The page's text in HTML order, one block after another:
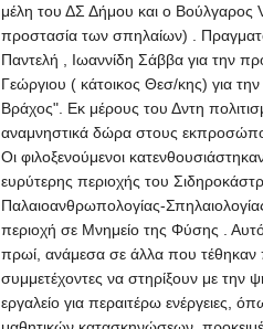
μέλη του ΔΣ Δήμου και ο
προστασία των σπηλαίων) .
Παντελή , Ιωαννίδη Σάββα για την
Γεώργιου ( κάτοικος Θεσ/κης) για
Βράχος". Εκ μέρους του Δντη
αναμνηστικά δώρα στους
Οι φιλοξενούμενοι
ευρύτερης περιοχής του
Παλαιοανθρωπολογίας-
περιοχή σε Μνημείο της Φύσης
.
πρωί, ανάμεσα σε άλλα που
συμμετέχοντες να στηρίξουν με την
εργαλείο για περαιτέρω ενέργειες,